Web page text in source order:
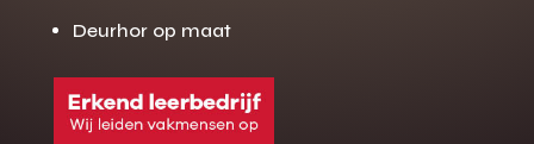
Deurhor op maat